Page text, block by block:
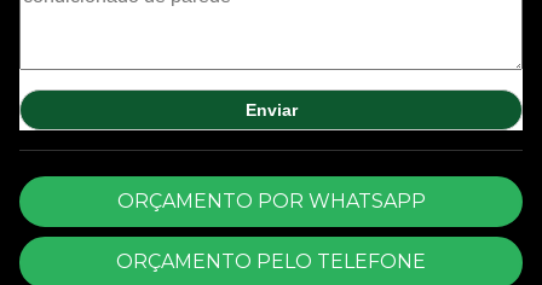
ORÇAMENTO POR WHATSAPP
ORÇAMENTO PELO TELEFONE